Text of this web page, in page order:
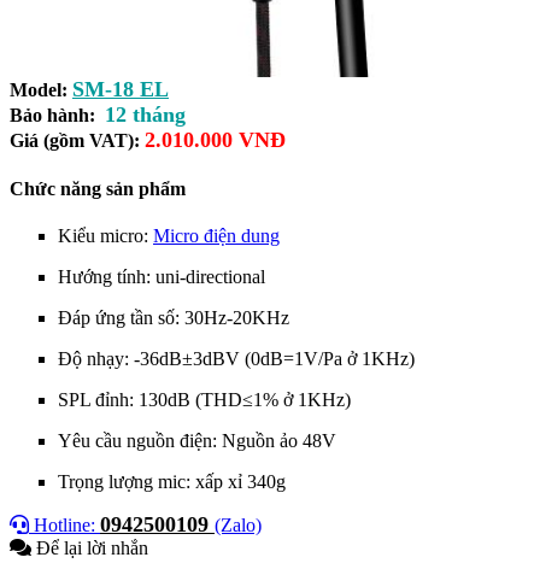
Model: SM-18 EL
Bảo hành: 12 tháng
Giá (gồm VAT): 2.010.000 VNĐ
Chức năng sản phẩm
Kiểu micro: Micro điện dung
Hướng tính: uni-directional
Đáp ứng tần số: 30Hz-20KHz
Độ nhạy: -36dB±3dBV (0dB=1V/Pa ở 1KHz)
SPL đỉnh: 130dB (THD≤1% ở 1KHz)
Yêu cầu nguồn điện: Nguồn ảo 48V
Trọng lượng mic: xấp xỉ 340g
Hotline: 0942500109 (Zalo)
Để lại lời nhắn